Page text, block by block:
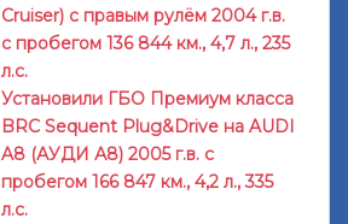
Cruiser) с правым рулём 2004 г.в.
с пробегом 136 844 км., 4,7 л., 235
л.с.
Установили ГБО Премиум класса
BRC Sequent Plug&Drive на AUDI
A8 (АУДИ А8) 2005 г.в. с
пробегом 166 847 км., 4,2 л., 335
л.с.